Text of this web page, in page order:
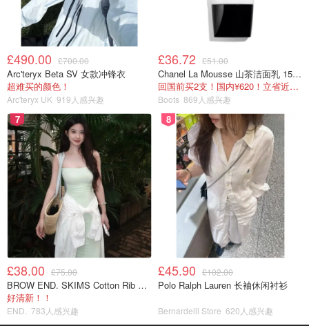
£490.00 £700.00
Arc'teryx Beta SV 女款冲锋衣
超难买的颜色！
Arc'teryx UK 919人感兴趣
£36.72 £51.00
Chanel La Mousse 山茶洁面乳 150ml
回国前买2支！国内¥620！立省近一半！
Boots 869人感兴趣
7
£38.00 £75.00
BROW END. SKIMS Cotton Rib 长款背心连衣裙 薄荷绿
好清新！！
END. 783人感兴趣
8
£45.90 £102.00
Polo Ralph Lauren 长袖休闲衬衫
Bernardelli Store 620人感兴趣